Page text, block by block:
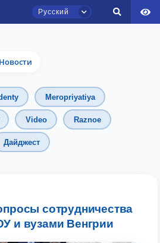
Русский
Новости
Meropriyatiya
Video Raznoe
Дайджест
сотрудничества
и вузами Венгрии
ТГЮУ
обращения по